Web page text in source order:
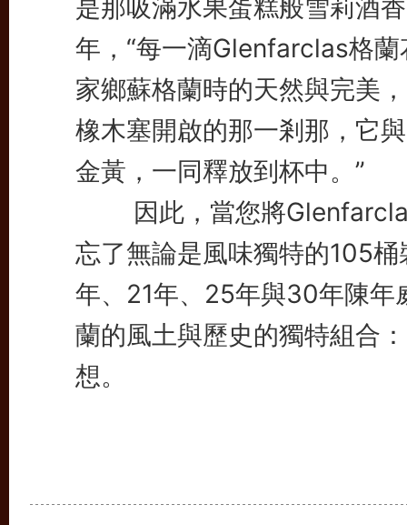
是那吸滿水果蛋糕般雪莉酒
年，“每一滴Glenfarclas格
家鄉蘇格蘭時的天然與完美
橡木塞開啟的那一剎那，它
金黃，一同釋放到杯中。”
因此，當您將Glenfarclas
忘了無論是風味獨特的105
年、21年、25年與30年陳年
蘭的風土與歷史的獨特組合
想。